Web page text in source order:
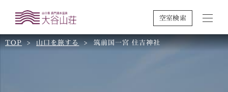
空室検索
TOP 山口を旅する 筑前国一宮 住吉神社